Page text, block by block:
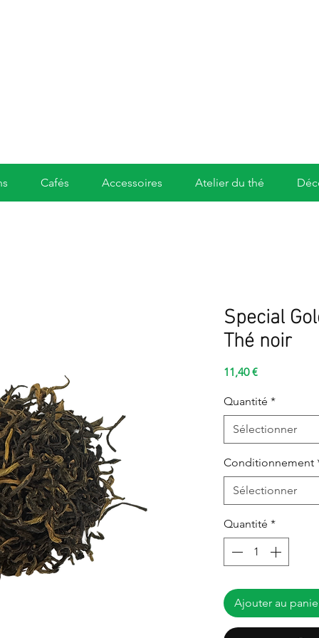
Cafés Accessoires Atelier du thé
Special
Thé noir
11,40 €Prix
Quantité *
Sélectionner
Conditionnement
Sélectionner
Quantité *
Ajouter au